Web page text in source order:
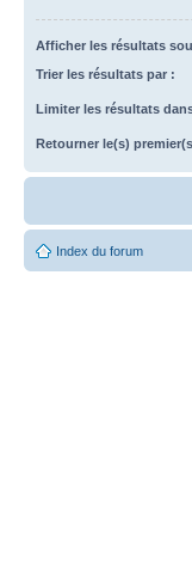
Afficher les résultats
Trier les résultats par :
Limiter les résultats
Retourner le(s)
Index du forum